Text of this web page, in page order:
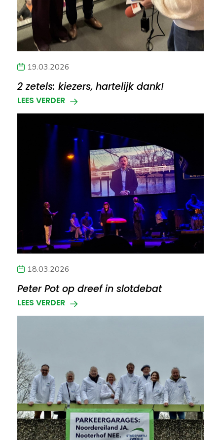
19.03.2026
2 zetels: kiezers, hartelijk dank!
LEES VERDER
18.03.2026
Peter Pot op dreef in slotdebat
LEES VERDER